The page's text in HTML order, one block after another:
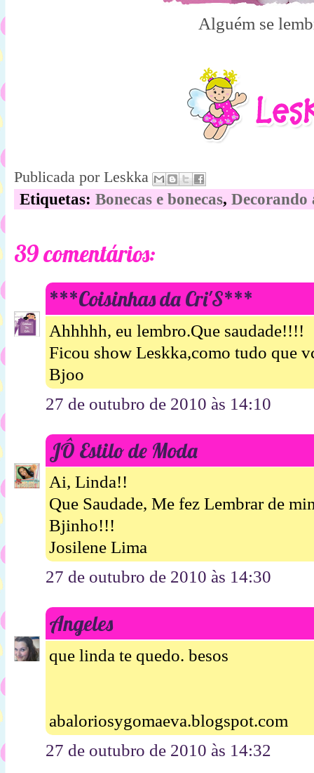
Alguém se
Publicada por Leskka
Etiquetas: Bonecas e bonecas, Decorando
39 comentários:
***Coisinhas da Cri'S***
Ahhhhh, eu lembro.Que saudade!!!!
Ficou show Leskka,como tudo que
Bjoo
27 de outubro de 2010 às 14:10
JÔ Estilo de Moda
Ai, Linda!!
Que Saudade, Me fez Lembrar de
Bjinho!!!
Josilene Lima
27 de outubro de 2010 às 14:30
Angeles
que linda te quedo. besos
abaloriosygomaeva.blogspot.com
27 de outubro de 2010 às 14:32